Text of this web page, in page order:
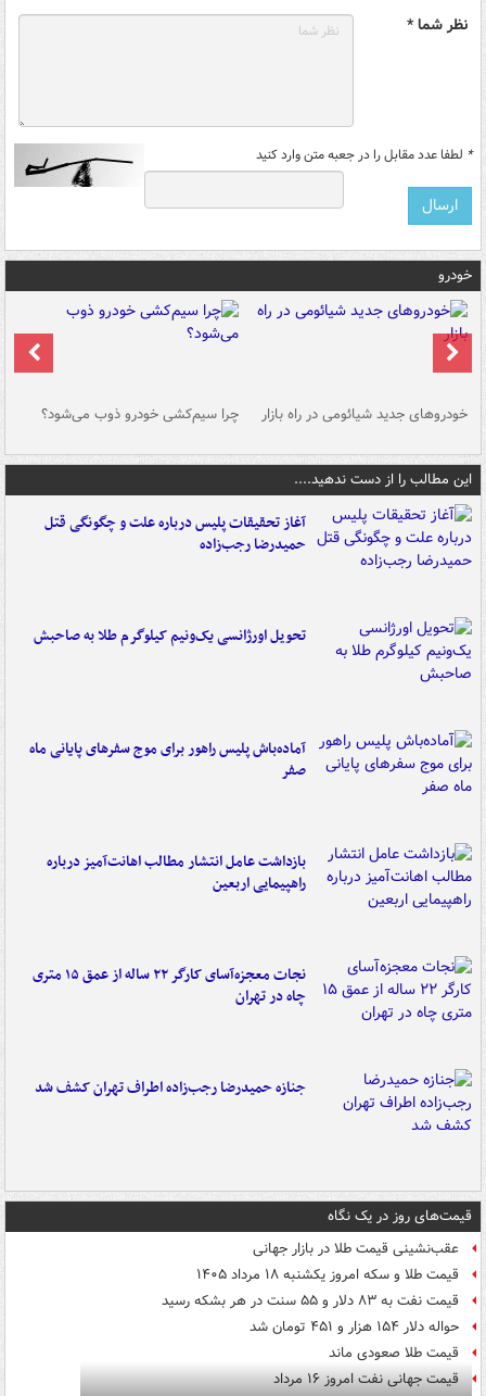
نظر شما *
* لطفا عدد مقابل را در جعبه متن وارد کنید
خودرو
خودروهای جدید شیائومی در راه بازار چرا سیم‌کشی خودرو ذوب می‌شود؟
این مطالب را از دست ندهید....
آغاز تحقیقات پلیس درباره علت و چگونگی قتل
حمیدرضا رجب‌زاده
تحویل اورژانسی یک‌ونیم کیلوگرم طلا به صاحبش
آماده‌باش پلیس راهور برای موج سفرهای پایانی ماه
صفر
بازداشت عامل انتشار مطالب اهانت‌آمیز درباره
راهپیمایی اربعین
نجات معجزه‌آسای کارگر ۲۲ ساله از عمق ۱۵ متری
چاه در تهران
جنازه حمیدرضا رجب‌زاده اطراف تهران کشف شد
قیمت‌های روز در یک نگاه
عقب‌نشینی قیمت طلا در بازار جهانی
قیمت طلا و سکه امروز یکشنبه ۱۸ مرداد ۱۴۰۵
قیمت نفت به ۸۳ دلار و ۵۵ سنت در هر بشکه رسید
حواله دلار ۱۵۴ هزار و ۴۵۱ تومان شد
قیمت طلا صعودی ماند
قیمت جهانی نفت امروز ۱۶ مرداد